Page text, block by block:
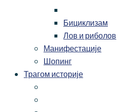
Бициклизам
Лов и риболов
Манифестације
Шопинг
Трагом историје